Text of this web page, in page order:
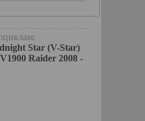
Star (V-Star)
Raider 2008 -